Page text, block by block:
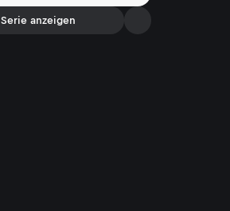
Serie anzeigen